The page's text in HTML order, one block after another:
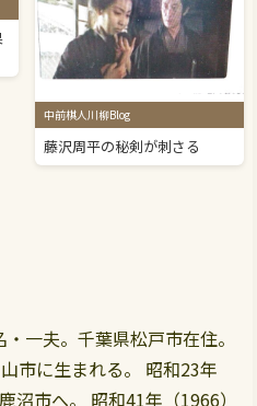
中前棋人川柳Blog
藤沢周平の秘剣が刺さる
一夫。千葉県松戸市在住。
市に生まれる。 昭和23年
沼市へ。 昭和41年（1966）